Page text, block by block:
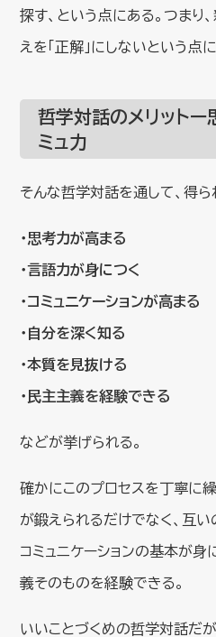
探す、という点にある。つまり
えを「正解」にしないという点に
哲学対話のメリットー
ミュ力
そんな哲学対話を通して、得
・思考力が高まる
・言語力が身につく
・コミュニケーションが高まる
・自分を深く知る
・本質を見抜ける
・民主主義を経験できる
などが挙げられる。
確かにこのプロセスを丁寧に
が鍛えられるだけでなく、互い
コミュニケーションの基本が身
義そのものを経験できる。
いいことづくめの哲学対話だ